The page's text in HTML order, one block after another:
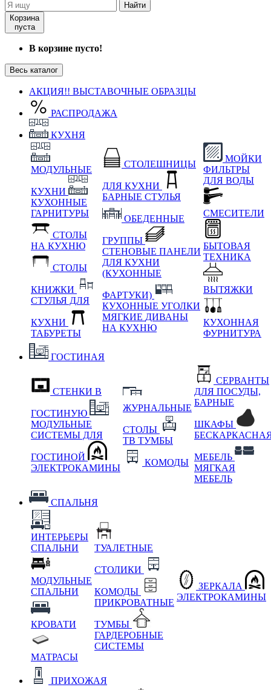
Найти
Корзина
пуста
В корзине пусто!
Весь каталог
АКЦИЯ!! ВЫСТАВОЧНЫЕ ОБРАЗЦЫ
РАСПРОДАЖА
КУХНЯ
МОДУЛЬНЫЕ
КУХНИ
КУХОННЫЕ
ГАРНИТУРЫ
СТОЛЫ
НА КУХНЮ
СТОЛЫ
КНИЖКИ
СТУЛЬЯ ДЛЯ
КУХНИ
ТАБУРЕТЫ
СТОЛЕШНИЦЫ
ДЛЯ КУХНИ
БАРНЫЕ СТУЛЬЯ
ОБЕДЕННЫЕ
ГРУППЫ
СТЕНОВЫЕ ПАНЕЛИ
ДЛЯ КУХНИ
(КУХОННЫЕ
ФАРТУКИ)
КУХОННЫЕ УГОЛКИ
МЯГКИЕ ДИВАНЫ
НА КУХНЮ
МОЙКИ
ФИЛЬТРЫ
ДЛЯ ВОДЫ
СМЕСИТЕЛИ
БЫТОВАЯ
ТЕХНИКА
ВЫТЯЖКИ
КУХОННАЯ
ФУРНИТУРА
ГОСТИНАЯ
СТЕНКИ В
ГОСТИНУЮ
МОДУЛЬНЫЕ
СИСТЕМЫ ДЛЯ
ГОСТИНОЙ
ЭЛЕКТРОКАМИНЫ
ЖУРНАЛЬНЫЕ
СТОЛЫ
ТВ ТУМБЫ
КОМОДЫ
СЕРВАНТЫ
ДЛЯ ПОСУДЫ,
БАРНЫЕ
ШКАФЫ
МЕБЕЛЬ
МЯГКАЯ
МЕБЕЛЬ
СПАЛЬНЯ
ИНТЕРЬЕРЫ
СПАЛЬНИ
МОДУЛЬНЫЕ
СПАЛЬНИ
КРОВАТИ
МАТРАСЫ
ТУАЛЕТНЫЕ
СТОЛИКИ
КОМОДЫ
ПРИКРОВАТНЫЕ
ТУМБЫ
ГАРДЕРОБНЫЕ
СИСТЕМЫ
ЗЕРКАЛА
ЭЛЕКТРОКАМИНЫ
ПРИХОЖАЯ